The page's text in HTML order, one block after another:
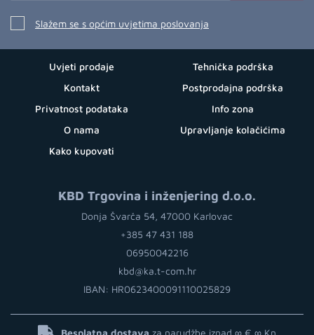
Slažem se s općim uvjetima poslovanja
Uvjeti prodaje
Kontakt
Privatnost podataka
O nama
Kako kupovati
Tehnička podrška
Postprodajna podrška
Info zona
Upravljanje kolačićima
KBD Trgovina i inženjering d.o.o.
Donja Švarča 54, 47000 Karlovac
+385 47 431 188
06950042216
kbd@ka.t-com.hr
IBAN: HR0623400091110025829
Besplatna dostava za narudžbe iznad ∞ € ∞ Kn